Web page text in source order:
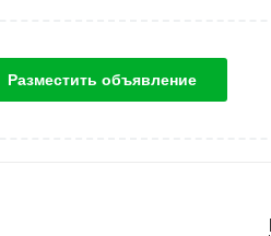
Разместить объявление